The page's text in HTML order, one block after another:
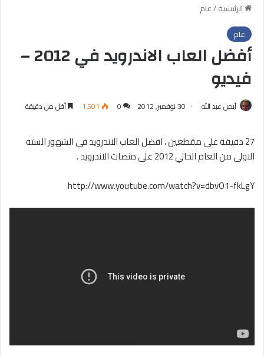
الرئيسية/عام
عام
أفضل العاب الاندرويد في 2012 –
فيديو
أيمن عبد الله 30 نوفمبر, 2012 0 1٬501 أقل من دقيقة
27 دقيقة على مقطعين ، افضل العاب الاندرويد في الشهور السته
الاولى من العام الحالي 2012 على منصات الاندرويد .
http://www.youtube.com/watch?v=dbvO1-fkLgY